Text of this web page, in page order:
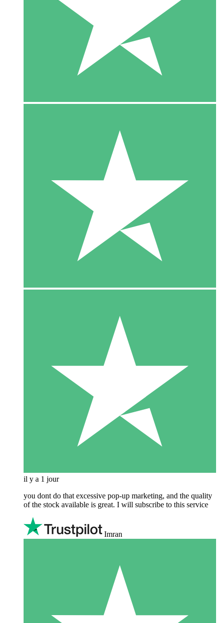
il y a 1 jour
you dont do that excessive pop-up marketing, and the quality
of the stock available is great. I will subscribe to this service
Imran